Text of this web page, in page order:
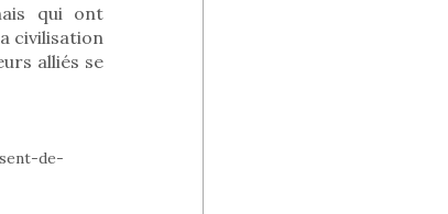
qui ont
civilisation
alliés se
de-